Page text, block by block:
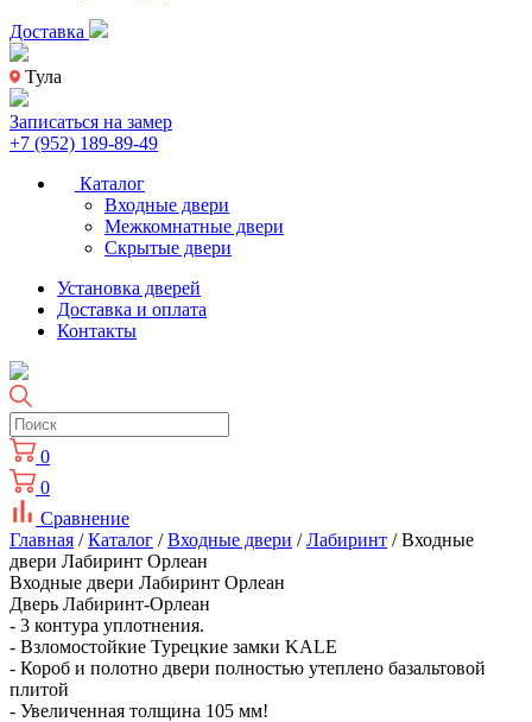
Доставка
Тула
Записаться на замер
+7 (952) 189-89-49
Каталог
Входные двери
Межкомнатные двери
Скрытые двери
Установка дверей
Доставка и оплата
Контакты
0
0
Сравнение
Главная /Каталог /Входные двери /Лабиринт / Входные
двери Лабиринт Орлеан
Входные двери Лабиринт Орлеан
Дверь Лабиринт-Орлеан
- 3 контура уплотнения.
- Взломостойкие Турецкие замки KALE
- Короб и полотно двери полностью утеплено базальтовой
плитой
- Увеличенная толщина 105 мм!